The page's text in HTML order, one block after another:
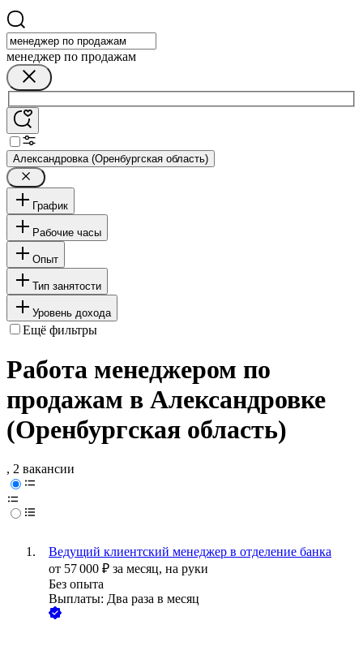
менеджер по продажам
Александровка (Оренбургская область)
График
Рабочие часы
Опыт
Тип занятости
Уровень дохода
Ещё фильтры
Работа менеджером по
продажам в Александровке
(Оренбургская область)
, 2 вакансии
Ведущий клиентский менеджер в отделение банка
от 57 000 ₽ за месяц, на руки
Без опыта
Выплаты: Два раза в месяц